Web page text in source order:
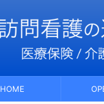
HOME